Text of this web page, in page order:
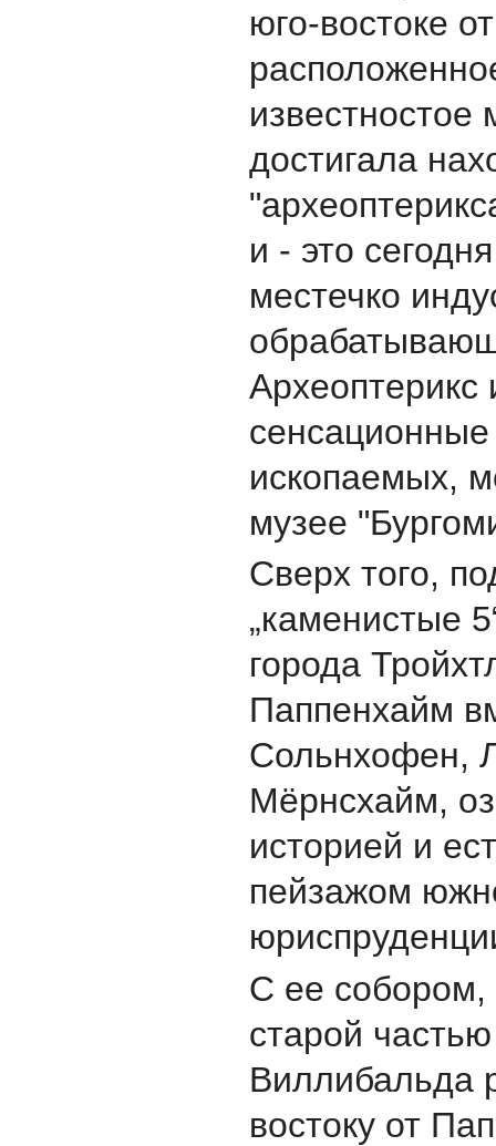
юго-востоке
известностое
достигала
и - это
местечко
Aрхеоптерикс
ископаемых,
музеe
Сверх того,
„каменистые
города
Паппенхайм
Сольнхофен,
Мёрнсхайм,
историей и
пейзажом
С ее собором,
старой
Виллибальда
востоку от